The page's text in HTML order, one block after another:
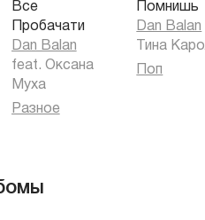
Все
Пробачати
Dan Balan
feat. Оксана
Муха
Разное
Помнишь
Dan Balan
Тина
Поп